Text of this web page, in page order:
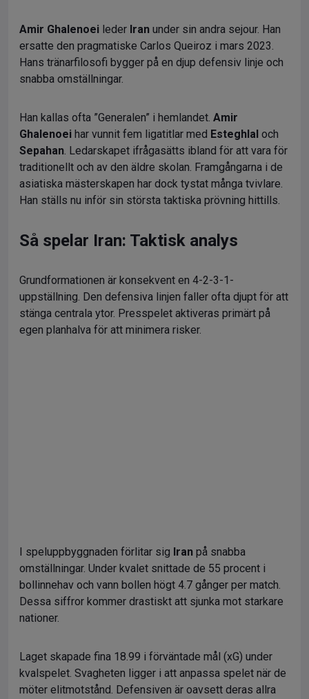
Amir Ghalenoei leder Iran under sin andra sejour. Han
ersatte den pragmatiske Carlos Queiroz i mars 2023.
Hans tränarfilosofi bygger på en djup defensiv linje och
snabba omställningar.
Han kallas ofta ”Generalen” i hemlandet. Amir
Ghalenoei har vunnit fem ligatitlar med Esteghlal och
Sepahan. Ledarskapet ifrågasätts ibland för att vara för
traditionellt och av den äldre skolan. Framgångarna i de
asiatiska mästerskapen har dock tystat många tvivlare.
Han ställs nu inför sin största taktiska prövning hittills.
Så spelar Iran: Taktisk analys
Grundformationen är konsekvent en 4-2-3-1-
uppställning. Den defensiva linjen faller ofta djupt för att
stänga centrala ytor. Presspelet aktiveras primärt på
egen planhalva för att minimera risker.
I speluppbyggnaden förlitar sig Iran på snabba
omställningar. Under kvalet snittade de 55 procent i
bollinnehav och vann bollen högt 4.7 gånger per match.
Dessa siffror kommer drastiskt att sjunka mot starkare
nationer.
Laget skapade fina 18.99 i förväntade mål (xG) under
kvalspelet. Svagheten ligger i att anpassa spelet när de
möter elitmotstånd. Defensiven är oavsett deras allra